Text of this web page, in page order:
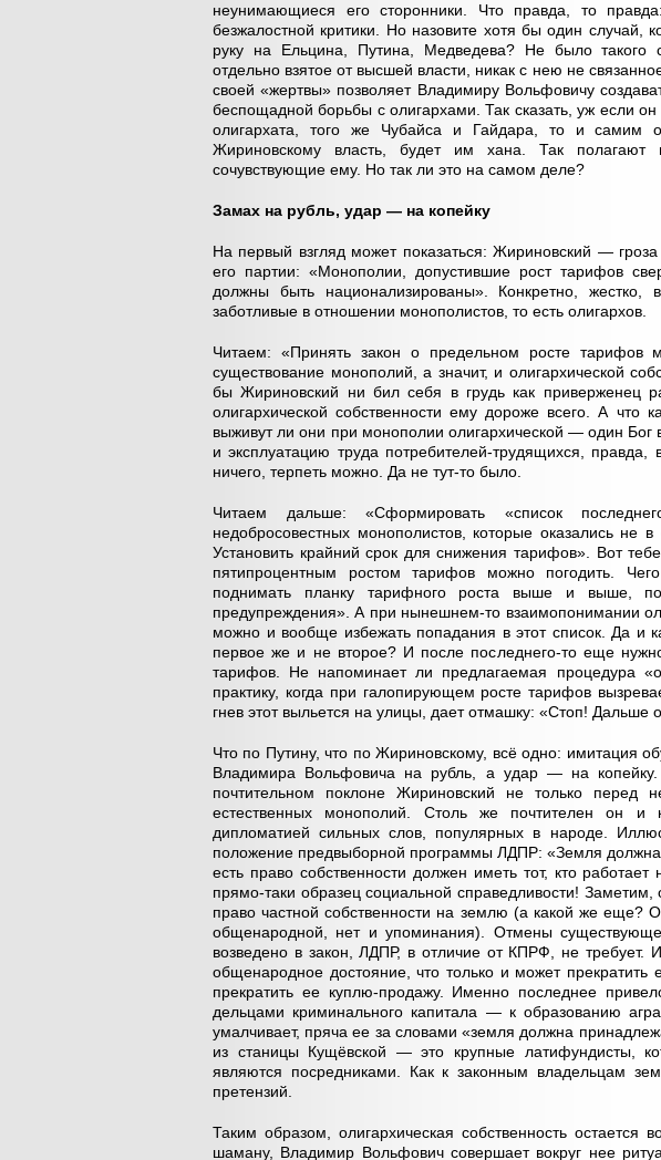
неунимающиеся его сторонники. Что правда, то
безжалостной критики. Но назовите хотя бы один случай,
руку на Ельцина, Путина, Медведева? Не было
отдельно взятое от высшей власти, никак с нею не
своей «жертвы» позволяет Владимиру Вольфовичу
беспощадной борьбы с олигархами. Так сказать, уж если он
олигархата, того же Чубайса и Гайдара, то и самим
Жириновскому власть, будет им хана. Так
сочувствующие ему. Но так ли это на самом деле?
Замах на рубль, удар — на копейку
На первый взгляд может показаться: Жириновский —
его партии: «Монополии, допустившие рост тарифов
должны быть национализированы». Конкретно,
заботливые в отношении монополистов, то есть олигархов.
Читаем: «Принять закон о предельном росте тарифов
существование монополий, а значит, и олигархической
бы Жириновский ни бил себя в грудь как приверженец
олигархической собственности ему дороже всего. А что
выживут ли они при монополии олигархической — один
и эксплуатацию труда потребителей-трудящихся,
ничего, терпеть можно. Да не тут-то было.
Читаем дальше: «Сформировать «список
недобросовестных монополистов, которые оказались не
Установить крайний срок для снижения тарифов». Вот
пятипроцентным ростом тарифов можно погодить.
поднимать планку тарифного роста выше и выше,
предупреждения». А при нынешнем-то взаимопонимании
можно и вообще избежать попадания в этот список. Да и
первое же и не второе? И после последнего-то еще
тарифов. Не напоминает ли предлагаемая процедура
практику, когда при галопирующем росте тарифов
гнев этот выльется на улицы, дает отмашку: «Стоп! Дальше
Что по Путину, что по Жириновскому, всё одно: имитация
Владимира Вольфовича на рубль, а удар — на
почтительном поклоне Жириновский не только
естественных монополий. Столь же почтителен он
дипломатией сильных слов, популярных в народе.
положение предвыборной программы ЛДПР: «Земля должна
есть право собственности должен иметь тот, кто
прямо-таки образец социальной справедливости!
право частной собственности на землю (а какой же еще?
общенародной, нет и упоминания). Отмены
возведено в закон, ЛДПР, в отличие от КПРФ, не требует.
общенародное достояние, что только и может прекратить
прекратить ее куплю-продажу. Именно последнее
дельцами криминального капитала — к образованию
умалчивает, пряча ее за словами «земля должна
из станицы Кущёвской — это крупные латифундисты,
являются посредниками. Как к законным владельцам
претензий.
Таким образом, олигархическая собственность
шаману, Владимир Вольфович совершает вокруг нее